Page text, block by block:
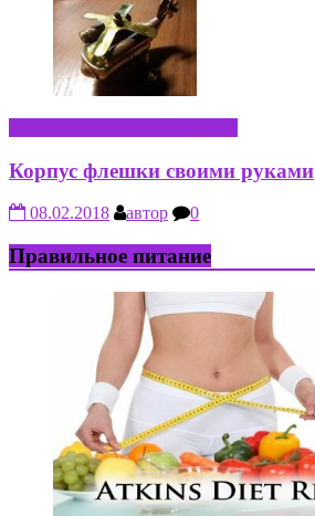
Корпус флешки своими руками
08.02.2018 автор 0
Правильное питание